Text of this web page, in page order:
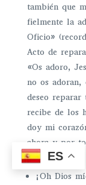
también que
fielmente la
Oficio»
Acto de
«Os adoro,
no os adoran,
deseo
recibe de los
doy mi
ahora y por
Jaculatorias
¡Oh Dios
ES